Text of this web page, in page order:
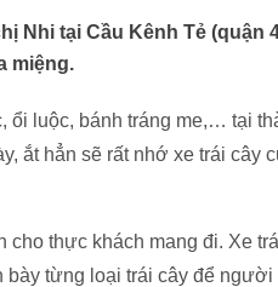
Nhi tại Cầu Kênh Tẻ (quận
miệng.
ổi luộc, bánh tráng me,… tại
ắt hẳn sẽ rất nhớ xe trái cây
thực khách mang đi. Xe
bày từng loại trái cây để